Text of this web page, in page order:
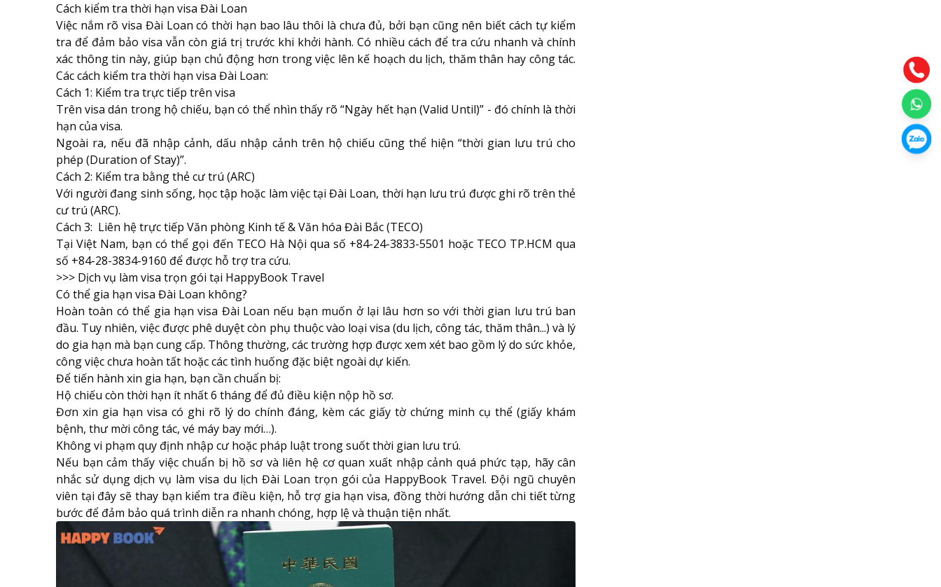
Cách kiểm tra thời hạn visa Đài Loan
Việc nắm rõvisa Đài Loan có thời hạn bao lâu thôi là chưa đủ, bởi bạn cũng nên biết cách tự kiểm
tra để đảm bảo visa vẫn còn giá trị trước khi khởi hành. Có nhiều cách để tra cứu nhanh và chính
xác thông tin này, giúp bạn chủ động hơn trong việc lên kế hoạch du lịch, thăm thân hay công tác.
Các cách kiểm tra thời hạn visa Đài Loan:
Cách 1: Kiểm tra trực tiếp trên visa
Trên visa dán trong hộ chiếu, bạn có thể nhìn thấy rõ “Ngày hết hạn (Valid Until)” - đó chính là thời
hạn của visa.
Ngoài ra, nếu đã nhập cảnh, dấu nhập cảnh trên hộ chiếu cũng thể hiện “thời gian lưu trú cho
phép (Duration of Stay)”.
Cách 2: Kiểm tra bằng thẻ cư trú (ARC)
Với người đang sinh sống, học tập hoặc làm việc tại Đài Loan, thời hạn lưu trú được ghi rõ trên thẻ
cư trú (ARC).
Cách 3: Liên hệ trực tiếp Văn phòng Kinh tế & Văn hóa Đài Bắc (TECO)
Tại Việt Nam, bạn có thể gọi đến TECO Hà Nội qua số +84-24-3833-5501 hoặc TECO TP.HCM qua
số +84-28-3834-9160 để được hỗ trợ tra cứu.
>>> Dịch vụ làm visa trọn gói tại HappyBook Travel
Có thể gia hạn visa Đài Loan không?
Hoàn toàn có thể gia hạn visa Đài Loan nếu bạn muốn ở lại lâu hơn so với thời gian lưu trú ban
đầu. Tuy nhiên, việc được phê duyệt còn phụ thuộc vào loại visa (du lịch, công tác, thăm thân...) và lý
do gia hạn mà bạn cung cấp. Thông thường, các trường hợp được xem xét bao gồm lý do sức khỏe,
công việc chưa hoàn tất hoặc các tình huống đặc biệt ngoài dự kiến.
Để tiến hành xin gia hạn, bạn cần chuẩn bị:
Hộ chiếu còn thời hạn ít nhất 6 tháng để đủ điều kiện nộp hồ sơ.
Đơn xin gia hạn visa có ghi rõ lý do chính đáng, kèm các giấy tờ chứng minh cụ thể (giấy khám
bệnh, thư mời công tác, vé máy bay mới…).
Không vi phạm quy định nhập cư hoặc pháp luật trong suốt thời gian lưu trú.
Nếu bạn cảm thấy việc chuẩn bị hồ sơ và liên hệ cơ quan xuất nhập cảnh quá phức tạp, hãy cân
nhắc sử dụng dịch vụ làm visa du lịch Đài Loan trọn gói của HappyBook Travel. Đội ngũ chuyên
viên tại đây sẽ thay bạn kiểm tra điều kiện, hỗ trợ gia hạn visa, đồng thời hướng dẫn chi tiết từng
bước để đảm bảo quá trình diễn ra nhanh chóng, hợp lệ và thuận tiện nhất.